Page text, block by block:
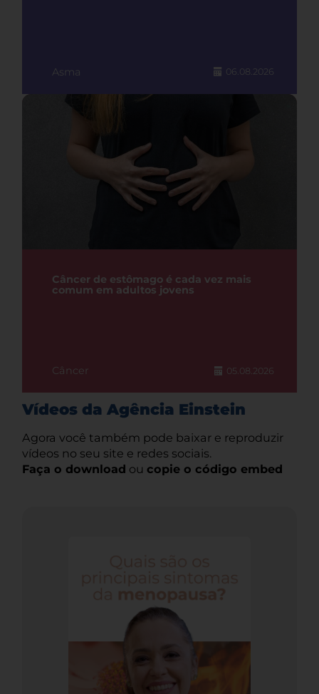
Asma 06.08.2026
Câncer de estômago é cada vez mais
comum em adultos jovens
Câncer 05.08.2026
Vídeos da Agência Einstein
Agora você também pode baixar e reproduzir
vídeos no seu site e redes sociais.
Faça o download ou copie o código embed